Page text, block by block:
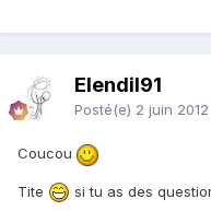
Elendil91
Posté(e) 2 juin 2012
Coucou
Tite si tu as des